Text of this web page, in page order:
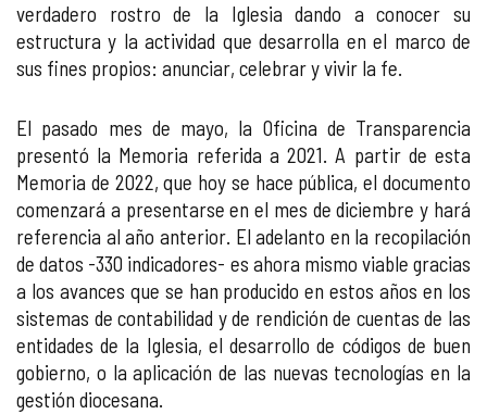
verdadero rostro de la Iglesia dando a conocer su
estructura y la actividad que desarrolla en el marco de
sus fines propios: anunciar, celebrar y vivir la fe.
El pasado mes de mayo, la Oficina de Transparencia
presentó la Memoria referida a 2021. A partir de esta
Memoria de 2022, que hoy se hace pública, el documento
comenzará a presentarse en el mes de diciembre y hará
referencia al año anterior. El adelanto en la recopilación
de datos -330 indicadores- es ahora mismo viable gracias
a los avances que se han producido en estos años en los
sistemas de contabilidad y de rendición de cuentas de las
entidades de la Iglesia, el desarrollo de códigos de buen
gobierno, o la aplicación de las nuevas tecnologías en la
gestión diocesana.